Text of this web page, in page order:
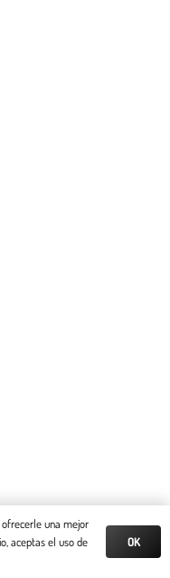
una mejor
aceptas el uso de
OK